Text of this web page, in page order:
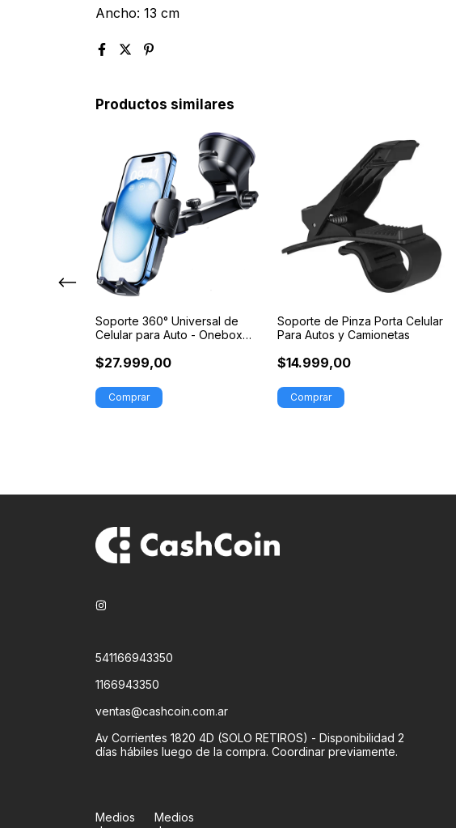
Ancho: 13 cm
Productos similares
Soporte 360° Universal de
Celular para Auto - Onebox
$27.999,00
Soporte de Pinza Porta Celular
Para Autos y Camionetas
$14.999,00
541166943350
1166943350
ventas@cashcoin.com.ar
Av Corrientes 1820 4D (SOLO RETIROS) - Disponibilidad 2
días hábiles luego de la compra. Coordinar previamente.
Medios
Medios